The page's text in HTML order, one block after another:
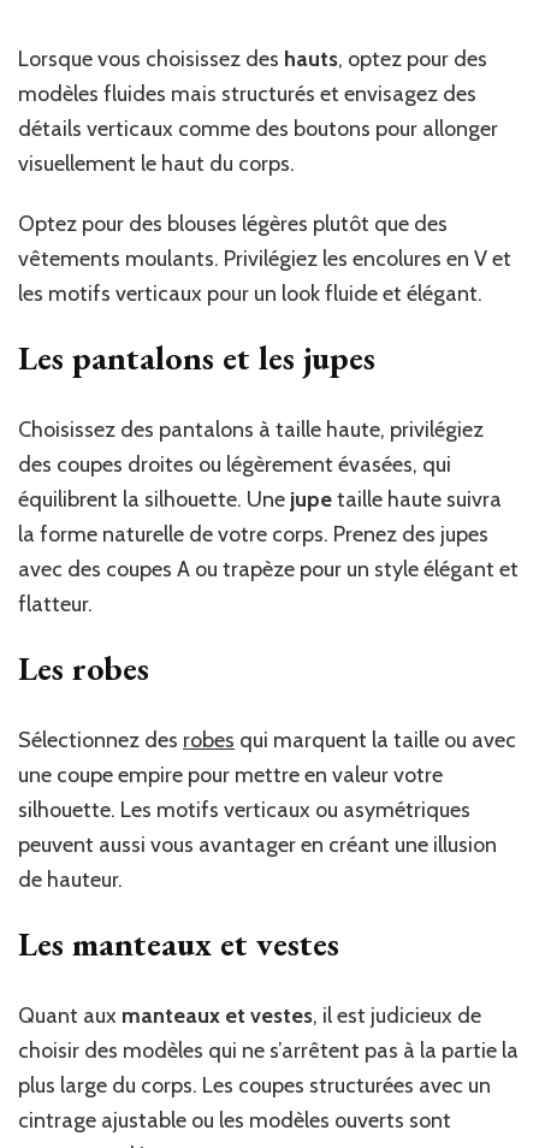
Lorsque vous choisissez des hauts, optez pour des
modèles fluides mais structurés et envisagez des
détails verticaux comme des boutons pour allonger
visuellement le haut du corps.
Optez pour des blouses légères plutôt que des
vêtements moulants. Privilégiez les encolures en V et
les motifs verticaux pour un look fluide et élégant.
Les pantalons et les jupes
Choisissez des pantalons à taille haute, privilégiez
des coupes droites ou légèrement évasées, qui
équilibrent la silhouette. Une jupetaille haute suivra
la forme naturelle de votre corps. Prenez des jupes
avec des coupes A ou trapèze pour un style élégant et
flatteur.
Les robes
Sélectionnez des robes qui marquent la taille ou avec
une coupe empire pour mettre en valeur votre
silhouette. Les motifs verticaux ou asymétriques
peuvent aussi vous avantager en créant une illusion
de hauteur.
Les manteaux et vestes
Quant aux manteaux et vestes, il est judicieux de
choisir des modèles qui ne s’arrêtent pas à la partie la
plus large du corps. Les coupes structurées avec un
cintrage ajustable ou les modèles ouverts sont